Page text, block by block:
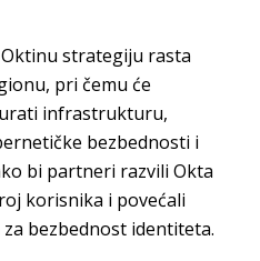
strategiju rasta
pri čemu će
infrastrukturu,
bezbednosti i
bi partneri razvili Okta
korisnika i povećali
bezbednost identiteta.